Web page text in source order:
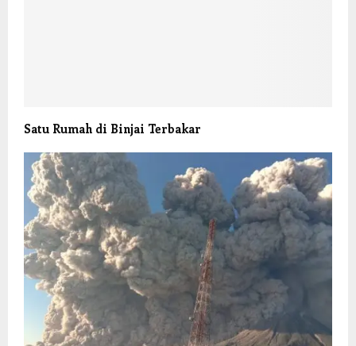
Satu Rumah di Binjai Terbakar